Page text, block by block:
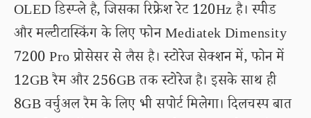
OLED डिस्प्ले है, जिसका रिफ्रेश रेट 120Hz है। स्पीड
और मल्टीटास्किंग के लिए फोन Mediatek Dimensity
7200 Pro प्रोसेसर से लैस है। स्टोरेज सेक्शन में, फोन में
12GB रैम और 256GB तक स्टोरेज है। इसके साथ ही
8GB वर्चुअल रैम के लिए भी सपोर्ट मिलेगा। दिलचस्प बात